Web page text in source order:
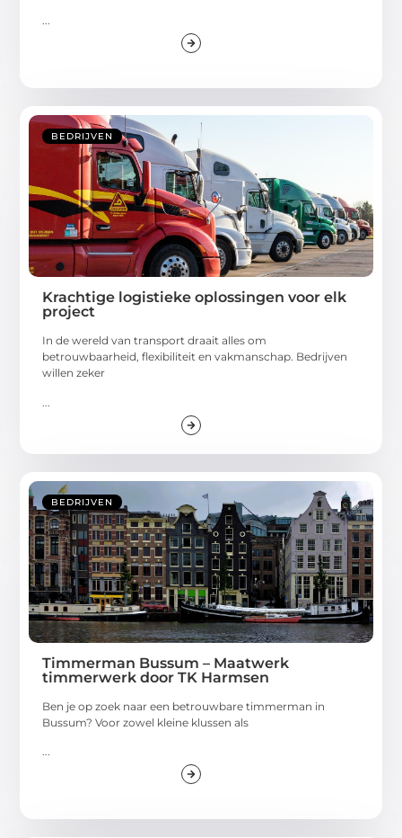
...
BEDRIJVEN
Krachtige logistieke oplossingen voor elk
project
In de wereld van transport draait alles om
betrouwbaarheid, flexibiliteit en vakmanschap. Bedrijven
willen zeker
BEDRIJVEN
Timmerman Bussum – Maatwerk
timmerwerk door TK Harmsen
Ben je op zoek naar een betrouwbare timmerman in
Bussum? Voor zowel kleine klussen als
...